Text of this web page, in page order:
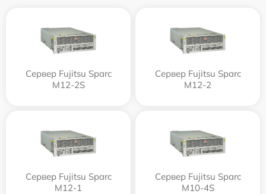
Сервер Fujitsu Sparc
M12-2S
Сервер Fujitsu Sparc
M12-2
Сервер Fujitsu Sparc
M12-1
Сервер Fujitsu Sparc
M10-4S